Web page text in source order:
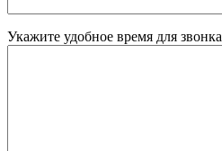
Укажите удобное время для звонка